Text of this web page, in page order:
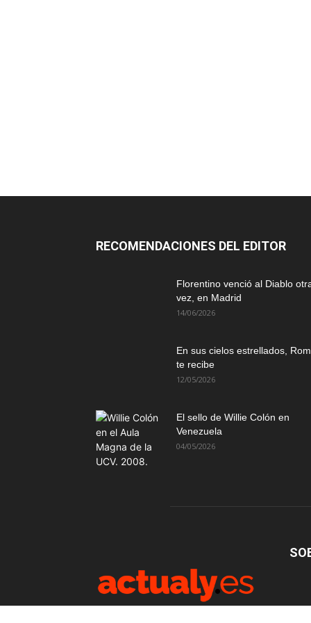
RECOMENDACIONES DEL EDITOR
Florentino venció al Diablo
vez, en Madrid
14/06/2026
En sus cielos estrellados,
te recibe
12/05/2026
El sello de Willie Colón en
Venezuela
04/05/2026